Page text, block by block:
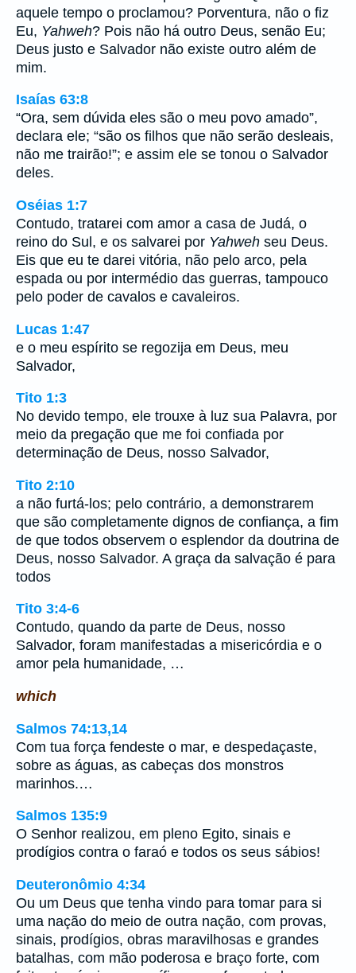
aquele tempo o proclamou? Porventura, não o fiz
Eu, Yahweh? Pois não há outro Deus, senão Eu;
Deus justo e Salvador não existe outro além de
mim.
Isaías 63:8
“Ora, sem dúvida eles são o meu povo amado”,
declara ele; “são os filhos que não serão desleais,
não me trairão!”; e assim ele se tonou o Salvador
deles.
Oséias 1:7
Contudo, tratarei com amor a casa de Judá, o
reino do Sul, e os salvarei por Yahweh seu Deus.
Eis que eu te darei vitória, não pelo arco, pela
espada ou por intermédio das guerras, tampouco
pelo poder de cavalos e cavaleiros.
Lucas 1:47
e o meu espírito se regozija em Deus, meu
Salvador,
Tito 1:3
No devido tempo, ele trouxe à luz sua Palavra, por
meio da pregação que me foi confiada por
determinação de Deus, nosso Salvador,
Tito 2:10
a não furtá-los; pelo contrário, a demonstrarem
que são completamente dignos de confiança, a fim
de que todos observem o esplendor da doutrina de
Deus, nosso Salvador. A graça da salvação é para
todos
Tito 3:4-6
Contudo, quando da parte de Deus, nosso
Salvador, foram manifestadas a misericórdia e o
amor pela humanidade, …
which
Salmos 74:13,14
Com tua força fendeste o mar, e despedaçaste,
sobre as águas, as cabeças dos monstros
marinhos.…
Salmos 135:9
O Senhor realizou, em pleno Egito, sinais e
prodígios contra o faraó e todos os seus sábios!
Deuteronômio 4:34
Ou um Deus que tenha vindo para tomar para si
uma nação do meio de outra nação, com provas,
sinais, prodígios, obras maravilhosas e grandes
batalhas, com mão poderosa e braço forte, com